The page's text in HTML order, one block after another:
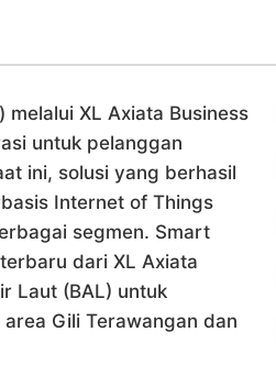
melalui XL Axiata Business
untuk pelanggan
ini, solusi yang berhasil
Internet of Things
segmen. Smart
dari XL Axiata
Laut (BAL) untuk
Gili Terawangan dan